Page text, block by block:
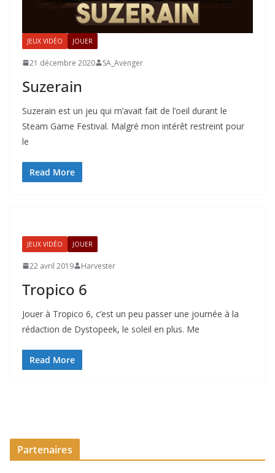
JEUX VIDÉO JOUER
21 décembre 2020 SA_Avenger
Suzerain
Suzerain est un jeu qui m’avait fait de l’oeil durant le
Steam Game Festival. Malgré mon intérêt restreint pour
le
Read More
JEUX VIDÉO JOUER
22 avril 2019 Harvester
Tropico 6
Jouer à Tropico 6, c’est un peu passer une journée à la
rédaction de Dystopeek, le soleil en plus. Me
Read More
Partenaires